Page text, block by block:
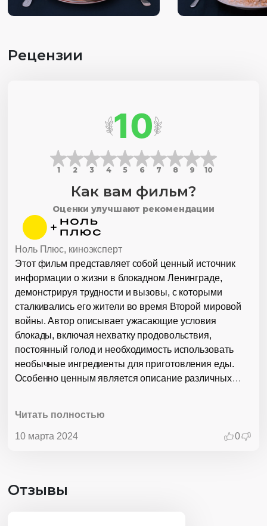
Рецензии
10
1 2 3 4 5 6 7 8 9 10
Как вам фильм?
Оценки улучшают рекомендации
Этот фильм представляет собой ценный источник
информации о жизни в блокадном Ленинграде,
демонстрируя трудности и вызовы, с которыми
сталкивались его жители во время Второй мировой
войны. Автор описывает ужасающие условия
блокады, включая нехватку продовольствия,
постоянный голод и необходимость использовать
необычные ингредиенты для приготовления еды.
Особенно ценным является описание различных
только позволяли людям получить необходимые
питательные вещества, но и служили символом их
кризиса. Жители Ленинграда проявляли готовность
Читать полностью
10 марта 2024 0
Ноль Плюс, киноэксперт
Отзывы